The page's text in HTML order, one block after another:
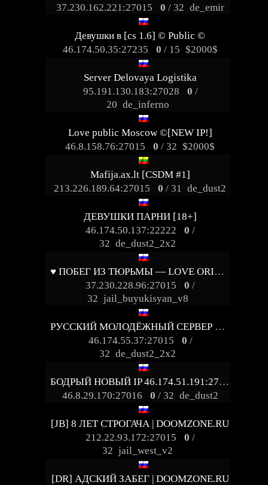
37.230.162.221:27015 0 / 32 de_emir
Девушки в [cs 1.6] © Public ©
46.174.50.35:27235
0 / 15 $2000$
Server Delovaya Logistika
95.191.130.183:27028
0 /
20 de_inferno
Love public Moscow ©[NEW IP!]
46.8.158.76:27015
0 / 32 $2000$
Mafija.ax.lt [CSDM #1]
213.226.189.64:27015
0 / 31 de_dust2
ДЕВУШКИ ПАРНИ [18+]
46.174.50.137:22222
0 /
32 de_dust2_2x2
♥ ПОБЕГ ИЗ ТЮРЬМЫ — LOVE ORIGINAL JAILBREAK
37.230.228.96:27015
0 /
32 jail_buyukisyan_v8
РУССКИЙ МОЛОДЁЖНЫЙ СЕРВЕР © 18+
46.174.55.37:27015
0 /
32 de_dust2_2x2
БОДРЫЙ НОВЫЙ IP 46.174.51.191:27015
46.8.29.170:27016
0 / 32 de_dust2
[JB] 8 ЛЕТ СТРОГАЧА | DOOMZONE.RU
212.22.93.172:27015
0 /
32 jail_west_v2
[DR] АДСКИЙ ЗАБЕГ | DOOMZONE.RU